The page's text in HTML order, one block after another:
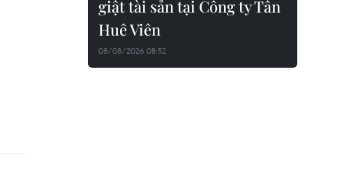
giật tài sản tại Công ty Tân
Huê Viên
08/08/2026 08:52